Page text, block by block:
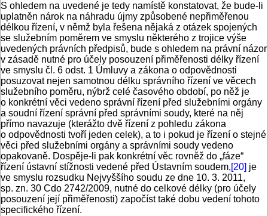
S ohledem na uvedené je tedy namístě konstatovat, že bude-li
uplatněn nárok na náhradu újmy způsobené nepřiměřenou
délkou řízení, v němž byla řešena nějaká z otázek spojených
se služebním poměrem ve smyslu některého z trojice výše
uvedených právních předpisů, bude s ohledem na právní názor
v zásadě nutné pro účely posouzení přiměřenosti délky řízení
ve smyslu čl. 6 odst. 1 Úmluvy a zákona o odpovědnosti
posuzovat nejen samotnou délku správního řízení ve věcech
služebního poměru, nýbrž celé časového období, po něž je
o konkrétní věci vedeno správní řízení před služebními orgány
a soudní řízení správní před správními soudy, které na něj
přímo navazuje (kterážto dvě řízení z pohledu zákona
o odpovědnosti tvoří jeden celek), a to i pokud je řízení o stejné
věci před služebními orgány a správními soudy vedeno
opakovaně. Dospěje-li pak konkrétní věc rovněž do „fáze“
řízení ústavní stížnosti vedené před Ústavním soudem,[20] je
ve smyslu rozsudku Nejvyššího soudu ze dne 10. 3. 2011,
sp. zn. 30 Cdo 2742/2009, nutné do celkové délky (pro účely
posouzení její přiměřenosti) započíst také dobu vedení tohoto
specifického řízení.